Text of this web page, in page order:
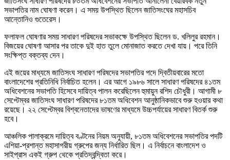
সভাপতির নাম ঘোষণা করেন। এ সময় উপস্থিত ছিলেন জাতিসংঘের মহাসচিব
আন্তোনিও গুতেরেস।
ফলাফল ঘোষণার সময় সাধারণ পরিষদের সভাকক্ষে উপস্থিত ছিলেন ড. খলিলুর রহমান।
বিজয়ের ঘোষণা আসার পর তাকে দুই হাত তুলে মোনাজাত করতে দেখা যায়। পরে তিনি
সংক্ষিপ্ত বক্তব্য দেন।
এই জয়ের মাধ্যমে জাতিসংঘ সাধারণ পরিষদের সভাপতির পদে দ্বিতীয়বারের মতো
বাংলাদেশের প্রতিনিধি নির্বাচিত হলেন। এর আগে ১৯৮৬ সালে সাধারণ পরিষদের ৪১তম
অধিবেশনের সভাপতি হিসেবে দায়িত্ব পালন করেছিলেন হুমায়ুন রশিদ চৌধুরী। আগামী ৮
সেপ্টেম্বর জাতিসংঘ সাধারণ পরিষদের ৮১তম অধিবেশন আনুষ্ঠানিকভাবে শুরু হওয়ার কথা
রয়েছে। ২২ সেপ্টেম্বর বিশ্বনেতাদের ভাষণের মাধ্যমে উচ্চপর্যায়ের সাধারণ বিতর্ক শুরু
হবে।
আঞ্চলিক পালাক্রমে দায়িত্ব বণ্টনের নিয়ম অনুযায়ী, ৮১তম অধিবেশনের সভাপতির পদটি
এশিয়া-প্রশান্ত মহাসাগরীয় গ্রুপের জন্য নির্ধারিত ছিল। এ নির্বাচনে বাংলাদেশ ও
সাইপ্রাস একই গ্রুপ থেকে প্রতিদ্বন্দ্বিতা করে।